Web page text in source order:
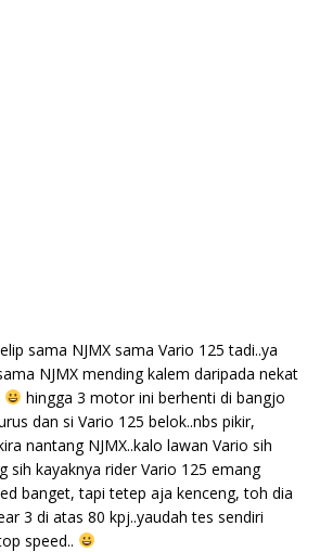
sama NJMX sama Vario 125 tadi..ya
NJMX mending kalem daripada nekat
hingga 3 motor ini berhenti di bangjo
dan si Vario 125 belok..nbs pikir,
nantang NJMX..kalo lawan Vario sih
sih kayaknya rider Vario 125 emang
banget, tapi tetep aja kenceng, toh dia
3 di atas 80 kpj..yaudah tes sendiri
speed..